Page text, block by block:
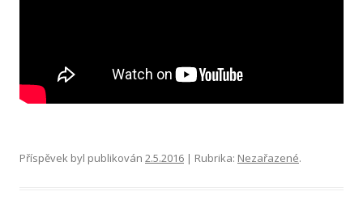
Příspěvek byl publikován 2.5.2016 | Rubrika: Nezařazené.